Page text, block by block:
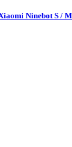
Ninebot S /